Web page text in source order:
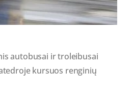
autobusai ir troleibusai
kursuos renginių